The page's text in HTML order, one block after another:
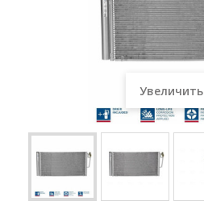
Увеличить